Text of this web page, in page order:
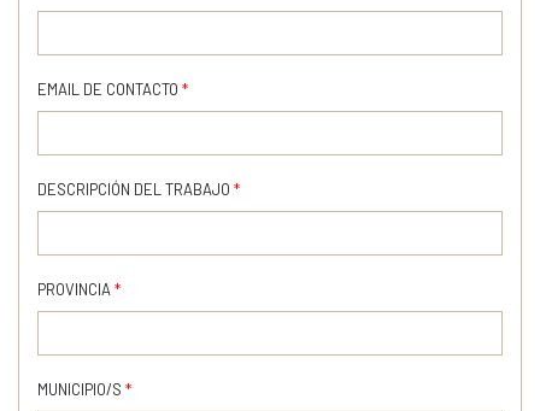
EMAIL DE CONTACTO *
DESCRIPCIÓN DEL TRABAJO *
PROVINCIA *
MUNICIPIO/S *